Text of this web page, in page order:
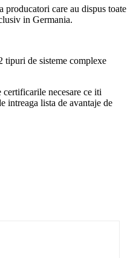
producatori care au dispus toate
in Germania.
tipuri de sisteme complexe
necesare ce iti
intreaga lista de avantaje de